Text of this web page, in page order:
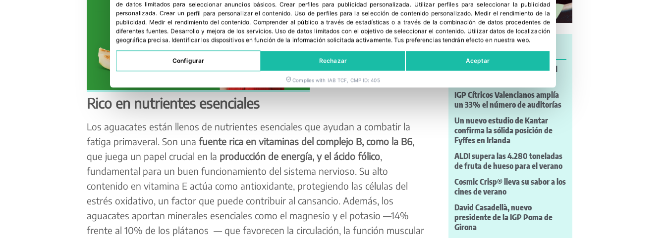
Rico en nutrientes esenciales
Los aguacates están llenos de nutrientes esenciales que ayudan a combatir la
fatiga primaveral. Son una fuente rica en vitaminas del complejo B, como la B6,
que juega un papel crucial en la producción de energía, y el ácido fólico,
fundamental para un buen funcionamiento del sistema nervioso. Su alto
contenido en vitamina E actúa como antioxidante, protegiendo las células del
estrés oxidativo, un factor que puede contribuir al cansancio. Además, los
aguacates aportan minerales esenciales como el magnesio y el potasio —14%
frente al 10% de los plátanos — que favorecen la circulación, la función muscular
Patatas Meléndez reivindica el
IGP Cítricos Valencianos amplía
un 33% el número de auditorías
Un nuevo estudio de Kantar
confirma la sólida posición de
Fyffes en Irlanda
ALDI supera las 4.280 toneladas
de fruta de hueso para el verano
Cosmic Crisp® lleva su sabor a los
cines de verano
David Casadellà, nuevo
presidente de la IGP Poma de
Girona
de datos limitados para seleccionar anuncios básicos. Crear perfiles para publicidad personalizada . Utilizar perfiles para seleccionar la publicidad
personalizada. Crear un perfil para personalizar el contenido. Uso de perfiles para la selección de contenido personalizado. Medir el rendimiento de la
publicidad. Medir el rendimiento del contenido. Comprender al público a través de estadísticas o a través de la combinación de datos procedentes de
diferentes fuentes. Desarrollo y mejora de los servicios. Uso de datos limitados con el objetivo de seleccionar el contenido. Utilizar datos de localización
geográfica precisa. Identificar los dispositivos en función de la información solicitada activamente.Tus preferencias tendrán efecto en nuestra web.
Configurar Rechazar Aceptar
Complies with IAB TCF, CMP ID: 405